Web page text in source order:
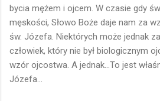
bycia mężem i ojcem. W czasie gdy
męskości, Słowo Boże daje nam za
św. Józefa. Niektórych może jednak
człowiek, który nie był biologicznym
wzór ojcostwa. A jednak...To jest
Józefa...